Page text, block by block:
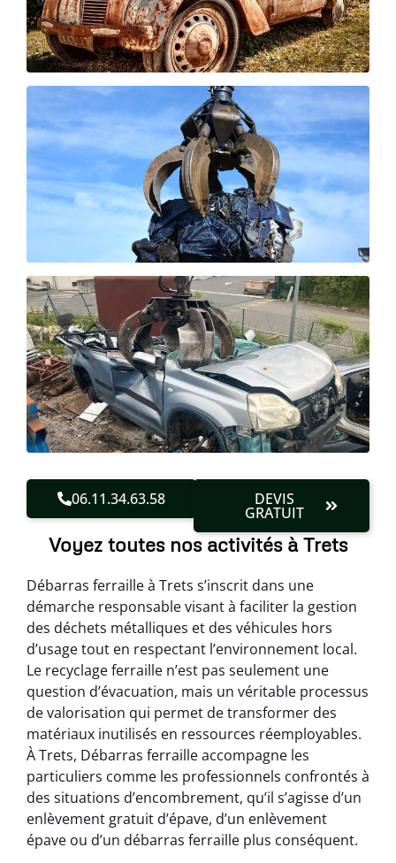
06.11.34.63.58 DEVIS
GRATUIT
Voyez toutes nos activités à Trets
Débarras ferraille à Trets s’inscrit dans une
démarche responsable visant à faciliter la gestion
des déchets métalliques et des véhicules hors
d’usage tout en respectant l’environnement local.
Le recyclage ferraille n’est pas seulement une
question d’évacuation, mais un véritable processus
de valorisation qui permet de transformer des
matériaux inutilisés en ressources réemployables.
À Trets, Débarras ferraille accompagne les
particuliers comme les professionnels confrontés à
des situations d’encombrement, qu’il s’agisse d’un
enlèvement gratuit d’épave, d’un enlèvement
épave ou d’un débarras ferraille plus conséquent.